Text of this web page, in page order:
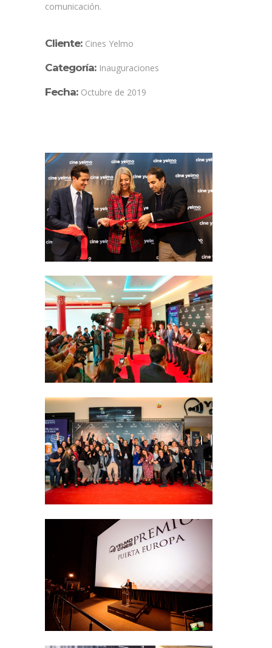
comunicación.
Cliente: Cines Yelmo
Categoría: Inauguraciones
Fecha: Octubre de 2019